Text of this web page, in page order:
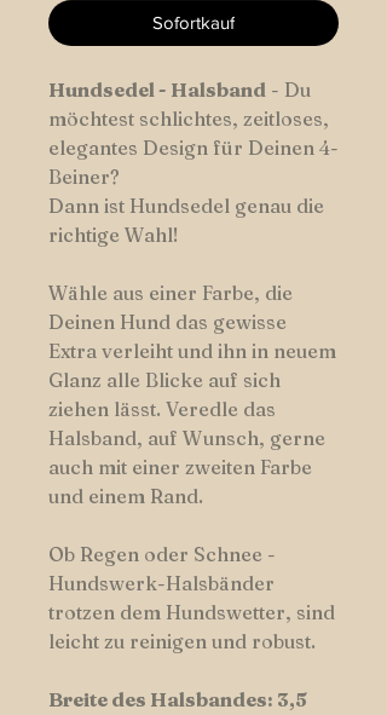
Sofortkauf
Hundsedel- Halsband - Du
möchtest schlichtes, zeitloses,
elegantes Design für Deinen 4-
Beiner?
Dann ist Hundsedel genau die
richtige Wahl!
Wähle aus einer Farbe, die
Deinen Hund das gewisse
Extra verleiht und ihn in neuem
Glanz alle Blicke auf sich
ziehen lässt. Veredle das
Halsband, auf Wunsch, gerne
auch mit einer zweiten Farbe
und einem Rand.
Ob Regen oder Schnee -
Hundswerk-Halsbänder
trotzen dem Hundswetter, sind
leicht zu reinigen und robust.
Breite des Halsbandes: 3,5